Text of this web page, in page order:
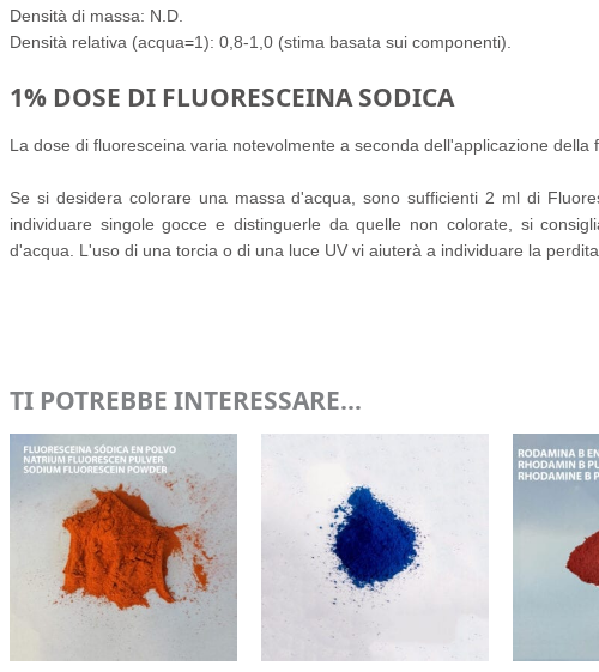
Densità di massa: N.D.
Densità relativa (acqua=1): 0,8-1,0 (stima basata sui componenti).
1% DOSE DI FLUORESCEINA SODICA
La dose di fluoresceina varia notevolmente a seconda dell'applicazione della
Se si desidera colorare una massa d'acqua, sono sufficienti 2 ml di
individuare singole gocce e distinguerle da quelle non colorate, si
d'acqua. L'uso di una torcia o di una luce UV vi aiuterà a individuare la perdita.
TI POTREBBE INTERESSARE…